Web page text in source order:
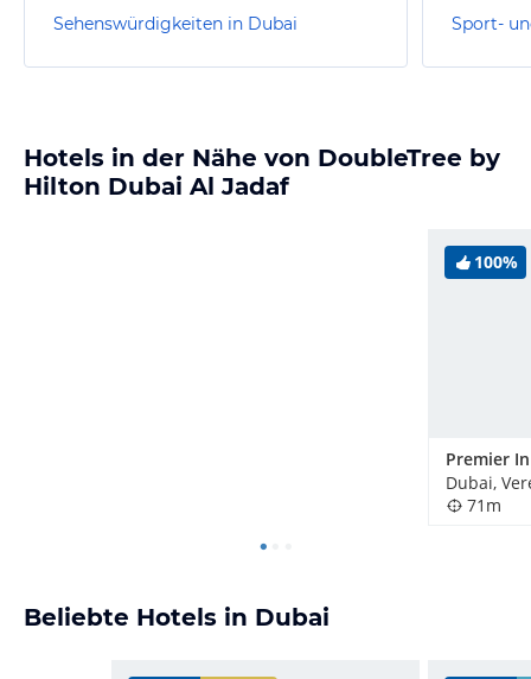
Sehenswürdigkeiten in Dubai Sport-
Hotels in der Nähe von DoubleTree by
Hilton Dubai Al Jadaf
100%
71m
Beliebte Hotels in Dubai